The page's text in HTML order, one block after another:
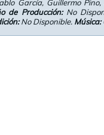
García, Guillermo
de Producción:No
No Disponible. Música: